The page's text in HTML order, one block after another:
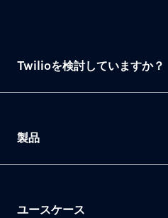
Twilioを検討していますか？
製品
ユースケース